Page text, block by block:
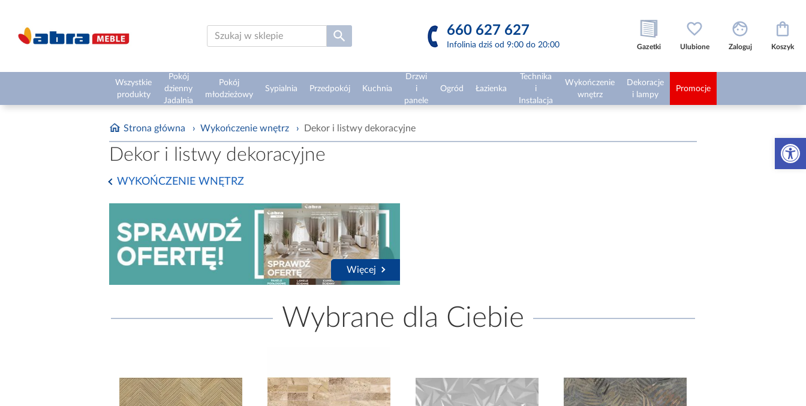
Otwórz
660 627 627
Infolinia dziś od 9:00 do 20:00 Gazetki Ulubione Zaloguj Koszyk
Wszystkie
produkty
Pokój
dzienny
Jadalnia
Pokój
młodzieżowy
Sypialnia Przedpokój Kuchnia
Drzwi
i
panele
Ogród Łazienka
Technika
i
Instalacja
Wykończenie
wnętrz
Dekoracje
i lampy
Promocje
Strona główna › Wykończenie wnętrz › Dekor i listwy dekoracyjne
Dekor i listwy dekoracyjne
WYKOŃCZENIE WNĘTRZ
Więcej
Wybrane dla Ciebie